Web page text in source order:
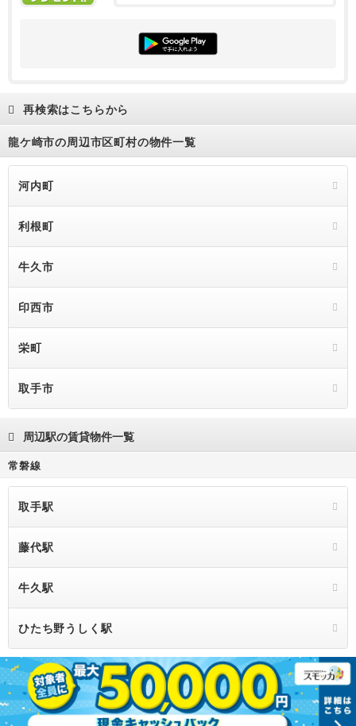
再検索はこちらから
龍ケ崎市の周辺市区町村の物件一覧
河内町
利根町
牛久市
印西市
栄町
取手市
周辺駅の賃貸物件一覧
常磐線
取手駅
藤代駅
牛久駅
ひたち野うしく駅